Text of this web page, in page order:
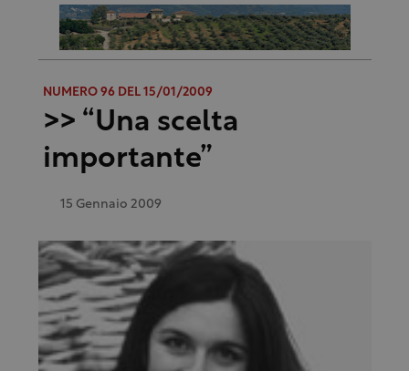
NUMERO 96 DEL 15/01/2009
>> “Una scelta
importante”
15 Gennaio 2009